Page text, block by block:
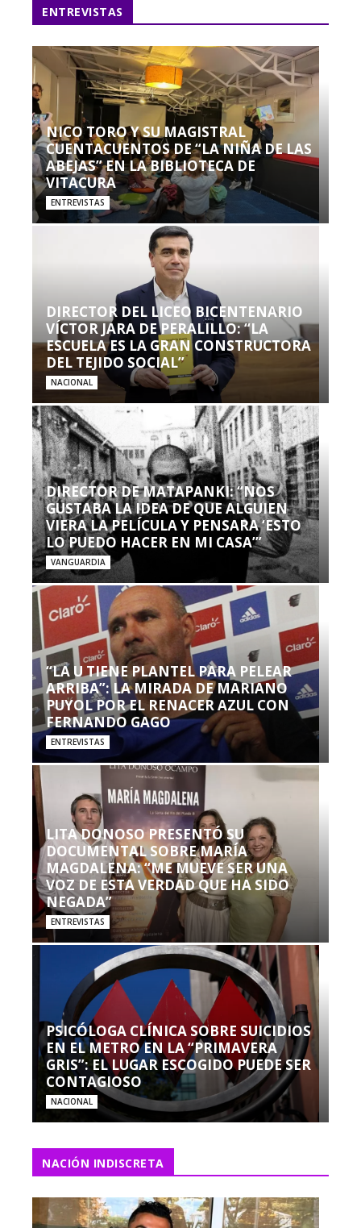
ENTREVISTAS
NICO TORO Y SU MAGISTRAL
CUENTACUENTOS DE “LA NIÑA DE LAS
ABEJAS” EN LA BIBLIOTECA DE
VITACURA
ENTREVISTAS
DIRECTOR DEL LICEO BICENTENARIO
VÍCTOR JARA DE PERALILLO: “LA
ESCUELA ES LA GRAN CONSTRUCTORA
DEL TEJIDO SOCIAL”
NACIONAL
DIRECTOR DE MATAPANKI: “NOS
GUSTABA LA IDEA DE QUE ALGUIEN
VIERA LA PELÍCULA Y PENSARA ‘ESTO
LO PUEDO HACER EN MI CASA’”
VANGUARDIA
“LA U TIENE PLANTEL PARA PELEAR
ARRIBA”: LA MIRADA DE MARIANO
PUYOL POR EL RENACER AZUL CON
FERNANDO GAGO
ENTREVISTAS
LITA DONOSO PRESENTÓ SU
DOCUMENTAL SOBRE MARÍA
MAGDALENA: “ME MUEVE SER UNA
VOZ DE ESTA VERDAD QUE HA SIDO
NEGADA”
ENTREVISTAS
PSICÓLOGA CLÍNICA SOBRE SUICIDIOS
EN EL METRO EN LA “PRIMAVERA
GRIS”: EL LUGAR ESCOGIDO PUEDE SER
CONTAGIOSO
NACIONAL
NACIÓN INDISCRETA